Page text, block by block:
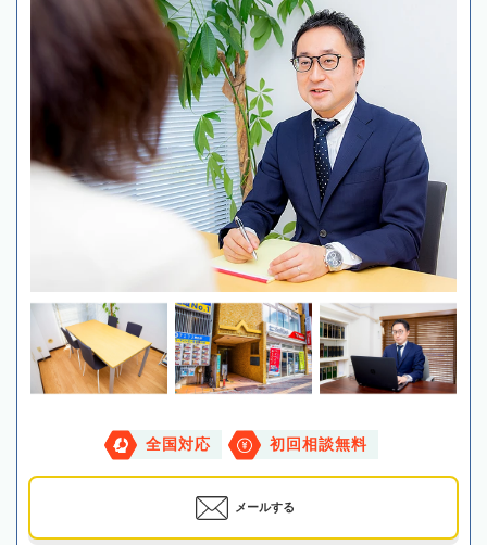
全国対応 初回相談無料
メールする